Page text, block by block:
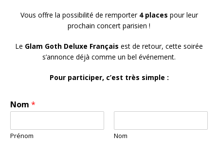
Vous offre la possibilité de remporter 4 places pour leur
prochain concert parisien !
Le Glam Goth Deluxe Français est de retour, cette soirée
s’annonce déjà comme un bel événement.
Pour participer, c’est très simple :
Nom *
Prénom Nom